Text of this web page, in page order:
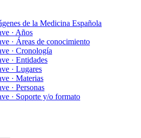
de la Medicina Española
· Años
· Áreas de conocimiento
· Cronología
· Entidades
· Lugares
· Materias
· Personas
· Soporte y/o formato